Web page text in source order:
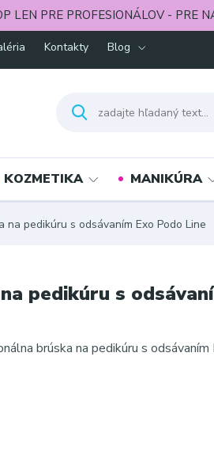
LEN PRE PROFESIONÁLOV - PRE
Kontakty Blog
KOZMETIKA MANIKÚRA
na pedikúru s odsávaním Exo Podo Line
pedikúru s